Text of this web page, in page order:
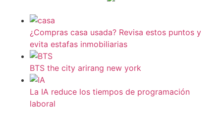
¿Compras casa usada? Revisa estos puntos y
evita estafas inmobiliarias
BTS the city arirang new york
La IA reduce los tiempos de programación
laboral